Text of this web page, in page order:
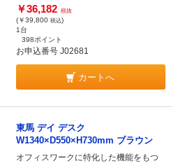
￥36,182 税抜
(￥39,800 税込)
1台
398ポイント
お申込番号 J02681
カートへ
東馬 デイ デスク
W1340×D550×H730mm ブラウン
オフィスワークに特化した機能をもつ